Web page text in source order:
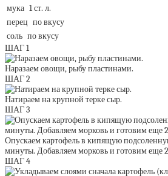
мука 1 ст. л.
перец по вкусу
соль по вкусу
ШАГ 1
Наразаем овощи, рыбу пластинами.
ШАГ 2
Натираем на крупной терке сыр.
ШАГ 3
Опускаем картофель в кипящую
минуты. Добавляем морковь и готовим еще
ШАГ 4